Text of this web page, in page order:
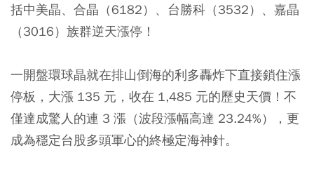
括中美晶、 合晶 （6182）、 台勝科 （3532）、 嘉晶
（3016）族群逆天漲停！
一開盤環球晶就在排山倒海的利多轟炸下直接鎖住漲
停板，大漲 135 元，收在 1,485 元的歷史天價！不
僅達成驚人的連 3 漲（波段漲幅高達 23.24%），更
成為穩定台股多頭軍心的終極定海神針。